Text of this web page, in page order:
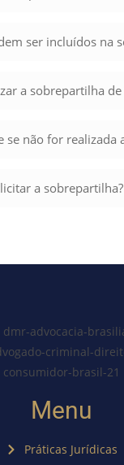
ser incluídos na
a sobrepartilha
se não for realizada
a sobrepartilha?
Menu
Práticas Jurídicas